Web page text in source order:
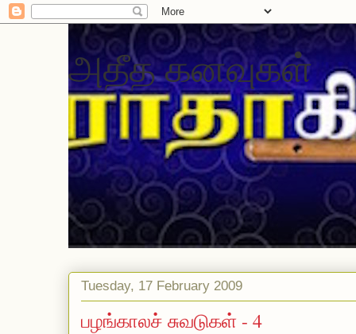
அதீத கனவுகள்
Tuesday, 17 February 2009
பழங்காலச் சுவடுகள் - 4